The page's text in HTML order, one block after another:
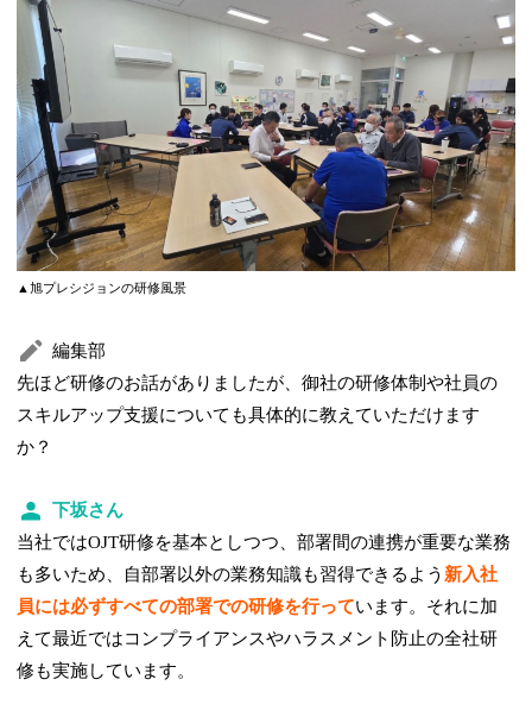
▲旭プレシジョンの研修風景
編集部
先ほど研修のお話がありましたが、御社の研修体制や社員の
スキルアップ支援についても具体的に教えていただけます
か？
下坂さん
当社ではOJT研修を基本としつつ、部署間の連携が重要な業務
も多いため、自部署以外の業務知識も習得できるよう 新入社
員には必ずすべての部署での研修を行っています。それに加
えて最近ではコンプライアンスやハラスメント防止の全社研
修も実施しています。